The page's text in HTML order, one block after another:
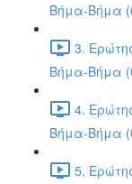
Βήμα-Βήμα
3.
Βήμα-Βήμα
4.
Βήμα-Βήμα
5.